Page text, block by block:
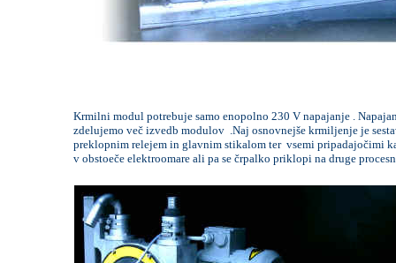
Krmilni modul potrebuje samo enopolno 230 V napajanje .
zdelujemo več izvedb modulov .Naj osnovnejše krmiljenje je
preklopnim relejem in glavnim stikalom ter vsemi pripadajočimi
v obstoeče elektroomare ali pa se črpalko priklopi na druge